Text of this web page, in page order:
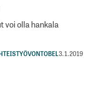
voi olla hankala
VONTOBEL3.1.2019